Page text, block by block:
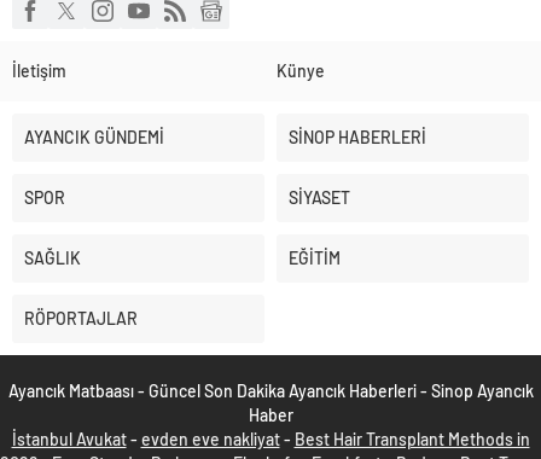
İletişim Künye
AYANCIK GÜNDEMİ SİNOP HABERLERİ
SPOR SİYASET
SAĞLIK EĞİTİM
RÖPORTAJLAR
Ayancık Matbaası - Güncel Son Dakika Ayancık Haberleri - Sinop Ayancık
Haber
İstanbul Avukat- evden eve nakliyat- Best Hair Transplant Methods in